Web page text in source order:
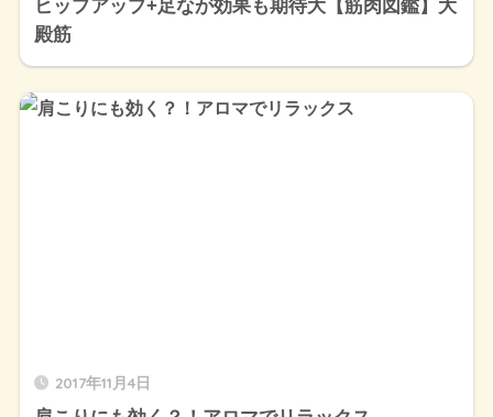
ヒップアップ+足なが効果も期待大【筋肉図鑑】大
殿筋
2017年11月4日